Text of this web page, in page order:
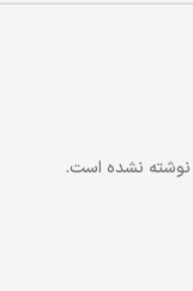
نشده است.